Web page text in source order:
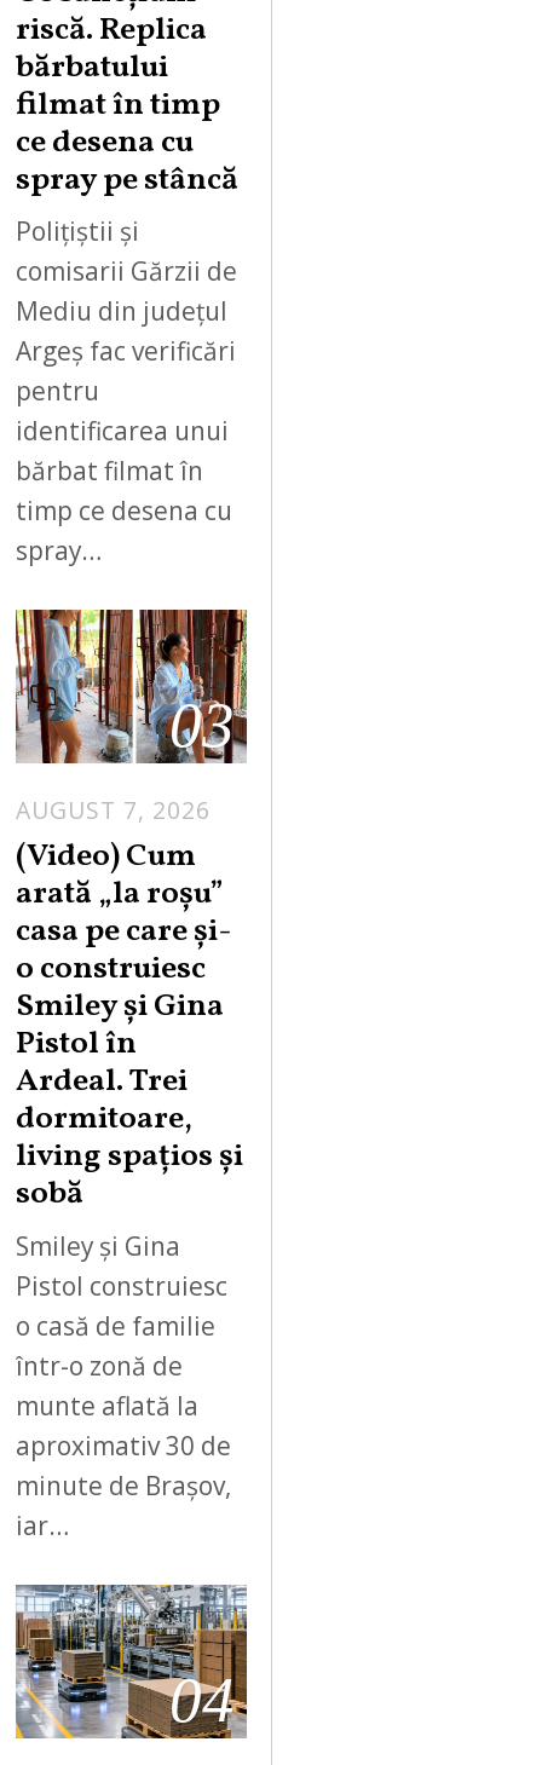
riscă. Replica
bărbatului
filmat în timp
ce desena cu
spray pe stâncă
Polițiștii și
comisarii Gărzii de
Mediu din județul
Argeș fac verificări
pentru
identificarea unui
bărbat filmat în
timp ce desena cu
spray…
03
AUGUST 7, 2026
(Video) Cum
arată „la roşu”
casa pe care şi-
o construiesc
Smiley şi Gina
Pistol în
Ardeal. Trei
dormitoare,
living spațios și
sobă
Smiley și Gina
Pistol construiesc
o casă de familie
într-o zonă de
munte aflată la
aproximativ 30 de
minute de Brașov,
iar…
04